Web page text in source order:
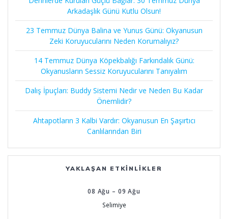
Arkadaşlık Günü Kutlu Olsun!
23 Temmuz Dünya Balina ve Yunus Günü: Okyanusun
Zeki Koruyucularını Neden Korumalıyız?
14 Temmuz Dünya Köpekbalığı Farkındalık Günü:
Okyanusların Sessiz Koruyucularını Tanıyalım
Dalış İpuçları: Buddy Sistemi Nedir ve Neden Bu Kadar
Önemlidir?
Ahtapotların 3 Kalbi Vardır: Okyanusun En Şaşırtıcı
Canlılarından Biri
YAKLAŞAN ETKINLIKLER
08 Ağu – 09 Ağu
Selimiye